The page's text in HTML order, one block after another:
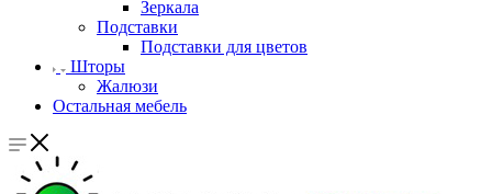
Зеркала
Подставки
Подставки для цветов
Шторы
Жалюзи
Остальная мебель